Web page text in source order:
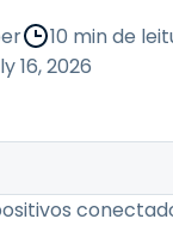
10 min de
16, 2026